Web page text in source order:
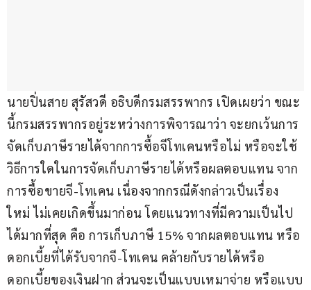
นายปิ่นสาย สุรัสวดี อธิบดีกรมสรรพากร เปิดเผยว่า ขณะ
นี้กรมสรรพากรอยู่ระหว่างการพิจารณาว่า จะยกเว้นการ
จัดเก็บภาษีรายได้จากการซื้อจีโทเคนหรือไม่ หรือจะใช้
วิธีการใดในการจัดเก็บภาษีรายได้หรือผลตอบแทน จาก
การซื้อขายจี-โทเคน เนื่องจากกรณีดังกล่าวเป็นเรื่อง
ใหม่ ไม่เคยเกิดขึ้นมาก่อน โดยแนวทางที่มีความเป็นไป
ได้มากที่สุด คือ การเก็บภาษี 15% จากผลตอบแทน หรือ
ดอกเบี้ยที่ได้รับจากจี-โทเคน คล้ายกับรายได้หรือ
ดอกเบี้ยของเงินฝาก ส่วนจะเป็นแบบเหมาจ่าย หรือแบบ